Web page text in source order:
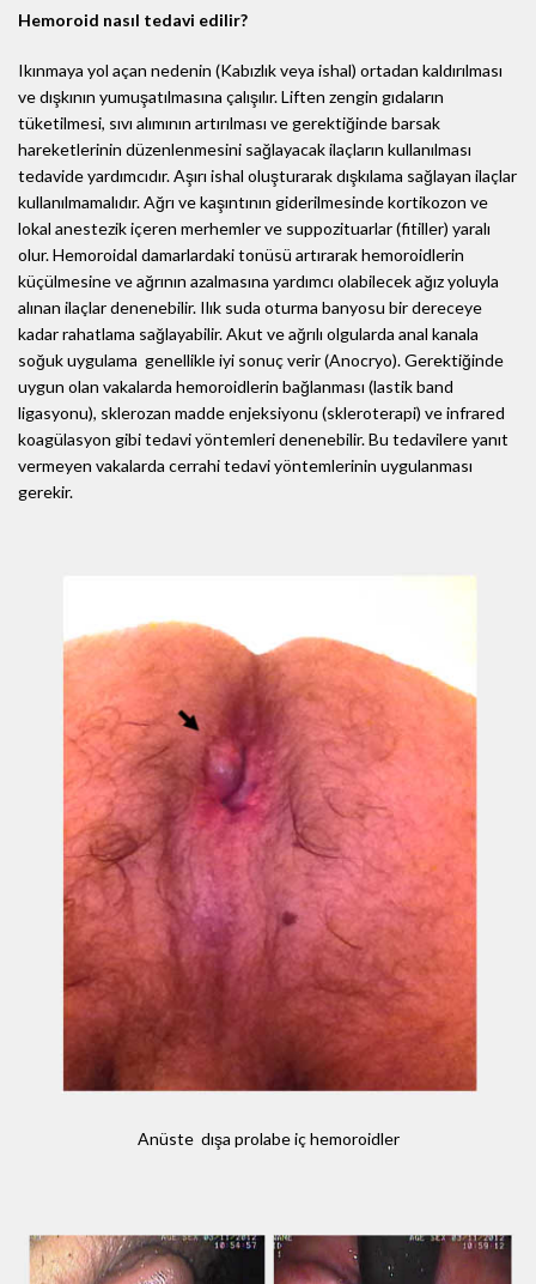
Hemoroid nasıl tedavi edilir?
Ikınmaya yol açan nedenin (Kabızlık veya ishal) ortadan kaldırılması
ve dışkının yumuşatılmasına çalışılır. Liften zengin gıdaların
tüketilmesi, sıvı alımının artırılması ve gerektiğinde barsak
hareketlerinin düzenlenmesini sağlayacak ilaçların kullanılması
tedavide yardımcıdır. Aşırı ishal oluşturarak dışkılama sağlayan ilaçlar
kullanılmamalıdır. Ağrı ve kaşıntının giderilmesinde kortikozon ve
lokal anestezik içeren merhemler ve suppozituarlar (fitiller) yaralı
olur. Hemoroidal damarlardaki tonüsü artırarak hemoroidlerin
küçülmesine ve ağrının azalmasına yardımcı olabilecek ağız yoluyla
alınan ilaçlar denenebilir. Ilık suda oturma banyosu bir dereceye
kadar rahatlama sağlayabilir. Akut ve ağrılı olgularda anal kanala
soğuk uygulama genellikle iyi sonuç verir (Anocryo). Gerektiğinde
uygun olan vakalarda hemoroidlerin bağlanması (lastik band
ligasyonu), sklerozan madde enjeksiyonu (skleroterapi) ve infrared
koagülasyon gibi tedavi yöntemleri denenebilir. Bu tedavilere yanıt
vermeyen vakalarda cerrahi tedavi yöntemlerinin uygulanması
gerekir.
Anüste dışa prolabe iç hemoroidler